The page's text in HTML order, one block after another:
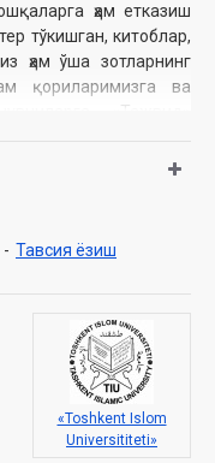
ҳам етказиш
тўкишган, ‎китоблар,
ҳам ўша зотларнинг
қориларимизга ва
‎‎«Тажвид»
‎ҳузуридаги
нашриёт-
- Тавсия ёзиш
«Toshkent Islom
Universititeti»